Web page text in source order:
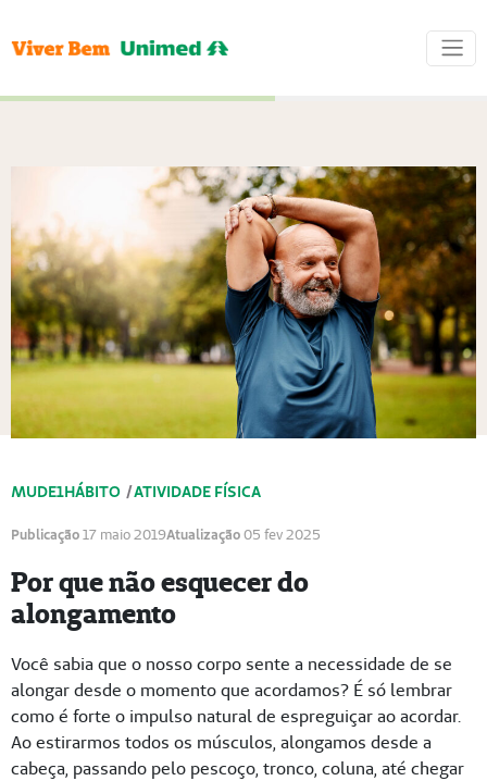
MUDE1HÁBITO /ATIVIDADE FÍSICA
Publicação17 maio 2019Atualização05 fev 2025
Por que não esquecer do
alongamento
Você sabia que o nosso corpo sente a necessidade de se
alongar desde o momento que acordamos? É só lembrar
como é forte o impulso natural de espreguiçar ao acordar.
Ao estirarmos todos os músculos, alongamos desde a
cabeça, passando pelo pescoço, tronco, coluna, até chegar